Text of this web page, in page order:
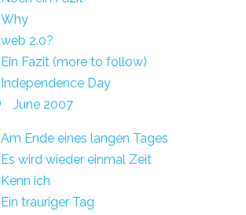
Why
web 2.0?
Ein Fazit (more to follow)
Independence Day
June 2007
Am Ende eines langen Tages
Es wird wieder einmal Zeit
Kenn ich
Ein trauriger Tag